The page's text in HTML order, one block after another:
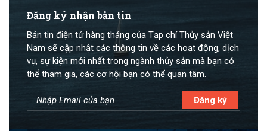
Đăng ký nhận bản tin
Bản tin điện tử hàng tháng của Tạp chí Thủy sản Việt
Nam sẽ cập nhật các thông tin về các hoạt động, dịch
vụ, sự kiện mới nhất trong ngành thủy sản mà bạn có
thể tham gia, các cơ hội bạn có thể quan tâm.